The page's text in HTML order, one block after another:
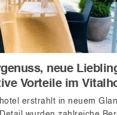
neue
Vorteile im
erstrahlt in neuem